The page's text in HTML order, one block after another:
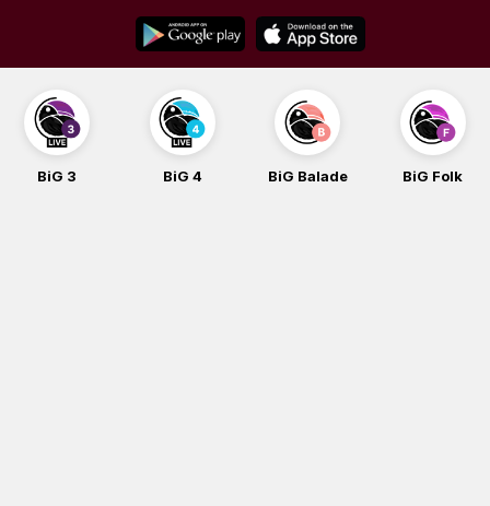
content
BiG 3 BiG 4 BiG Balade BiG Folk